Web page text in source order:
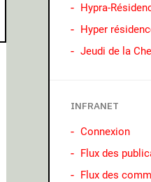
Hypra-
Hyper
Jeudi de la
INFRANET
Connexion
Flux des
Flux des